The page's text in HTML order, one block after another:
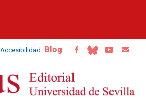
Accesibilidad Blog